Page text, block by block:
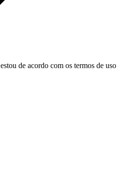
de acordo com os termos de uso